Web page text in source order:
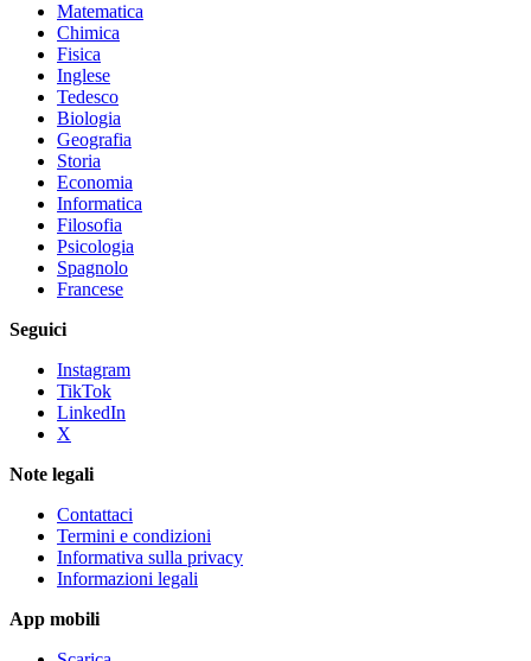
Matematica
Chimica
Fisica
Inglese
Tedesco
Biologia
Geografia
Storia
Economia
Informatica
Filosofia
Psicologia
Spagnolo
Francese
Seguici
Instagram
TikTok
LinkedIn
X
Note legali
Contattaci
Termini e condizioni
Informativa sulla privacy
Informazioni legali
App mobili